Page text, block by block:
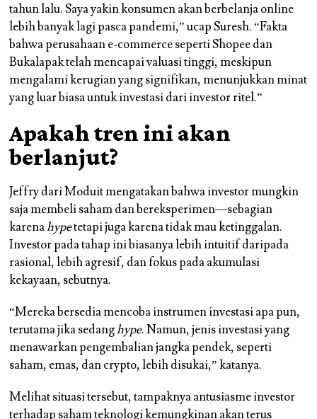
tahun lalu. Saya yakin konsumen akan berbelanja online
lebih banyak lagi pasca pandemi,” ucap Suresh. “Fakta
bahwa perusahaan e-commerce seperti Shopee dan
Bukalapak telah mencapai valuasi tinggi, meskipun
mengalami kerugian yang signifikan, menunjukkan minat
yang luar biasa untuk investasi dari investor ritel.”
Apakah tren ini akan
berlanjut?
Jeffry dari Moduit mengatakan bahwa investor mungkin
saja membeli saham dan bereksperimen—sebagian
karenahypetetapi juga karena tidak mau ketinggalan.
Investor pada tahap ini biasanya lebih intuitif daripada
rasional, lebih agresif, dan fokus pada akumulasi
kekayaan, sebutnya.
“Mereka bersedia mencoba instrumen investasi apa pun,
terutama jika sedanghype. Namun, jenis investasi yang
menawarkan pengembalian jangka pendek, seperti
saham, emas, dan crypto, lebih disukai,” katanya.
Melihat situasi tersebut, tampaknya antusiasme investor
terhadap saham teknologi kemungkinan akan terus